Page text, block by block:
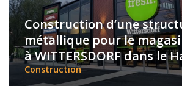
Construction d’une
métallique pour le
à WITTERSDORF dans le
Construction